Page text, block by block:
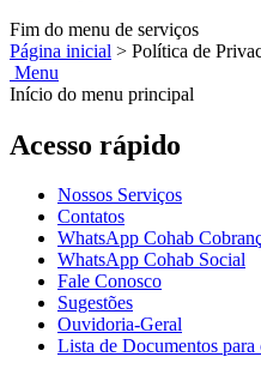
Fim do menu de serviços
Página inicial > Política de
Menu
Início do menu principal
Acesso rápido
Nossos Serviços
Contatos
WhatsApp Cohab
WhatsApp Cohab Social
Fale Conosco
Sugestões
Ouvidoria-Geral
Lista de Documentos